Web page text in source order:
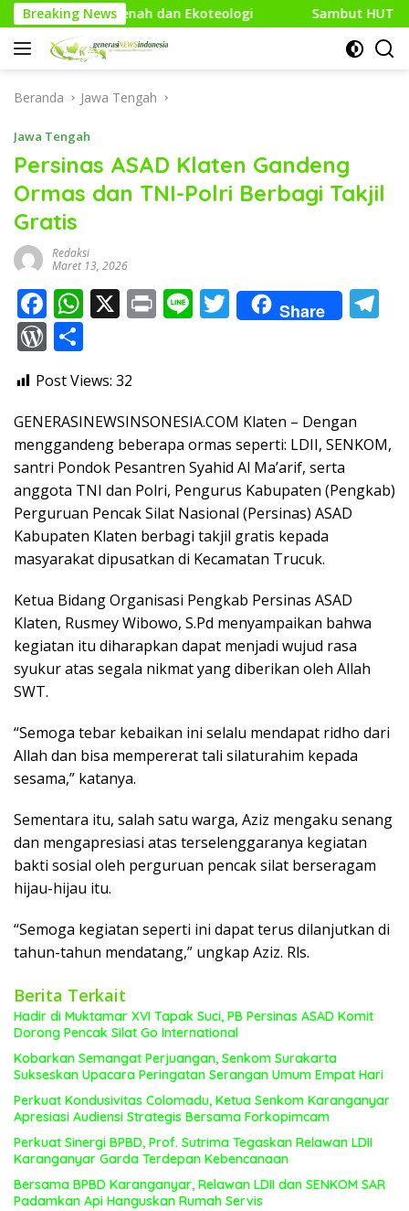
Langsung
ke
konten
Breaking News
dan Ekoteologi Sambut HUT Kodam XXI/Raden
Beranda Jawa Tengah
Jawa Tengah
Persinas ASAD Klaten Gandeng
Ormas dan TNI-Polri Berbagi Takjil
Gratis
Redaksi
Maret 13, 2026
F
ac
e
b
o
o
k
W
s
A
p
p
X Pr Li T
w
Share
m
W
or
d
Pr
e
ss
ar
e
Post Views: 32
GENERASINEWSINSONESIA.COM Klaten – Dengan
menggandeng beberapa ormas seperti: LDII, SENKOM,
santri Pondok Pesantren Syahid Al Ma’arif, serta
anggota TNI dan Polri, Pengurus Kabupaten (Pengkab)
Perguruan Pencak Silat Nasional (Persinas) ASAD
Kabupaten Klaten berbagi takjil gratis kepada
masyarakat dipusatkan di Kecamatan Trucuk.
Ketua Bidang Organisasi Pengkab Persinas ASAD
Klaten, Rusmey Wibowo, S.Pd menyampaikan bahwa
kegiatan itu diharapkan dapat menjadi wujud rasa
syukur atas segala nikmat yang diberikan oleh Allah
SWT.
“Semoga tebar kebaikan ini selalu mendapat ridho dari
Allah dan bisa mempererat tali silaturahim kepada
sesama,” katanya.
Sementara itu, salah satu warga, Aziz mengaku senang
dan mengapresiasi atas terselenggaranya kegiatan
bakti sosial oleh perguruan pencak silat berseragam
hijau-hijau itu.
“Semoga kegiatan seperti ini dapat terus dilanjutkan di
tahun-tahun mendatang,” ungkap Aziz. Rls.
Berita Terkait
Hadir di Muktamar XVI Tapak Suci, PB Persinas ASAD Komit
Dorong Pencak Silat Go International
Kobarkan Semangat Perjuangan, Senkom Surakarta
Sukseskan Upacara Peringatan Serangan Umum Empat Hari
Perkuat Kondusivitas Colomadu, Ketua Senkom Karanganyar
Apresiasi Audiensi Strategis Bersama Forkopimcam
Perkuat Sinergi BPBD, Prof. Sutrima Tegaskan Relawan LDII
Karanganyar Garda Terdepan Kebencanaan
Bersama BPBD Karanganyar, Relawan LDII dan SENKOM SAR
Padamkan Api Hanguskan Rumah Servis